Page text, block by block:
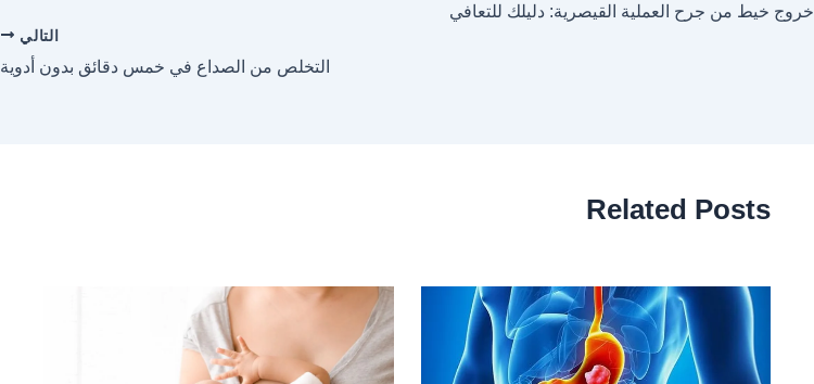
خروج خيط من جرح العملية القيصرية: دليلك للتعافي
التالي
التخلص من الصداع في خمس دقائق بدون أدوية
Related Posts